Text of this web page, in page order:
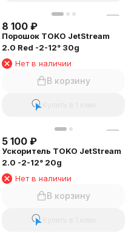
8 100 ₽
Порошок TOKO JetStream
2.0 Red -2-12° 30g
Нет в наличии
В корзину
5 100 ₽
Ускоритель TOKO JetStream
2.0 -2-12° 20g
Нет в наличии
В корзину